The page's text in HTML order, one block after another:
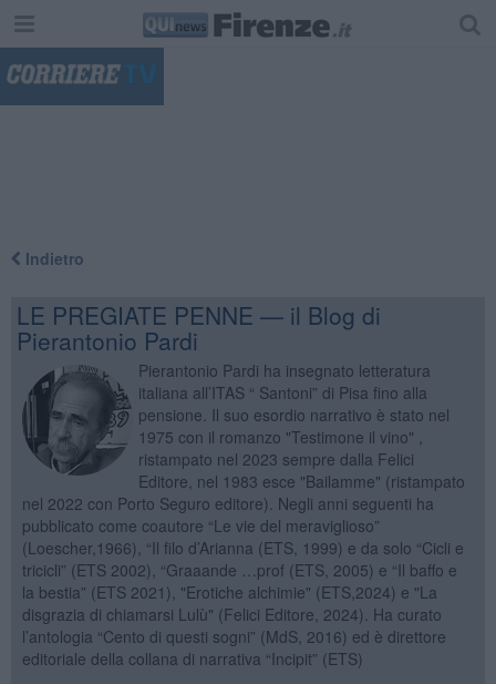
Indietro
LE PREGIATE PENNE — il Blog di
Pierantonio Pardi
Pierantonio Pardi ha insegnato letteratura
italiana all’ITAS “ Santoni” di Pisa fino alla
pensione. Il suo esordio narrativo è stato nel
1975 con il romanzo "Testimone il vino" ,
ristampato nel 2023 sempre dalla Felici
Editore, nel 1983 esce "Bailamme" (ristampato
nel 2022 con Porto Seguro editore). Negli anni seguenti ha
pubblicato come coautore “Le vie del meraviglioso”
(Loescher,1966), “Il filo d’Arianna (ETS, 1999) e da solo “Cicli e
tricicli” (ETS 2002), “Graaande …prof (ETS, 2005) e “Il baffo e
la bestia” (ETS 2021), "Erotiche alchimie" (ETS,2024) e "La
disgrazia di chiamarsi Lulù" (Felici Editore, 2024). Ha curato
l’antologia “Cento di questi sogni” (MdS, 2016) ed è direttore
editoriale della collana di narrativa “Incipit” (ETS)